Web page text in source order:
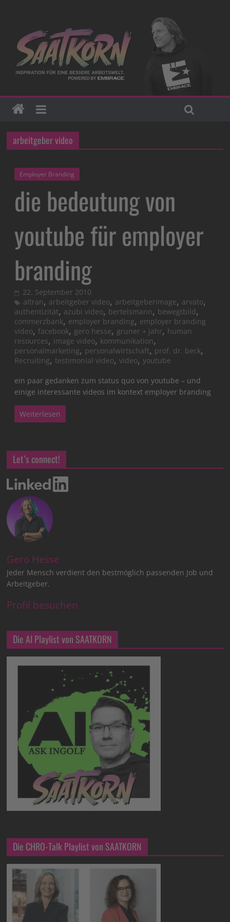
arbeitgeber video
Employer Branding
die bedeutung von
youtube für employer
branding
22. September 2010
altran, arbeitgeber video, arbeitgeberimage, arvato,
authentizität, azubi video, bertelsmann, bewegtbild,
commerzbank, employer branding, employer branding
video, facebook, gero hesse, gruner + jahr, human
resources, image video, kommunikation,
personalmarketing, personalwirtschaft, prof. dr. beck,
Recruiting,testimonial video,video,youtube
ein paar gedanken zum status quo von youtube – und
einige interessante videos im kontext employer branding
Weiterlesen
Let’s connect!
Gero Hesse
Jeder Mensch verdient den bestmöglich passenden Job und
Arbeitgeber.
Profil besuchen
Die AI Playlist von SAATKORN
Die CHRO-Talk Playlist von SAATKORN